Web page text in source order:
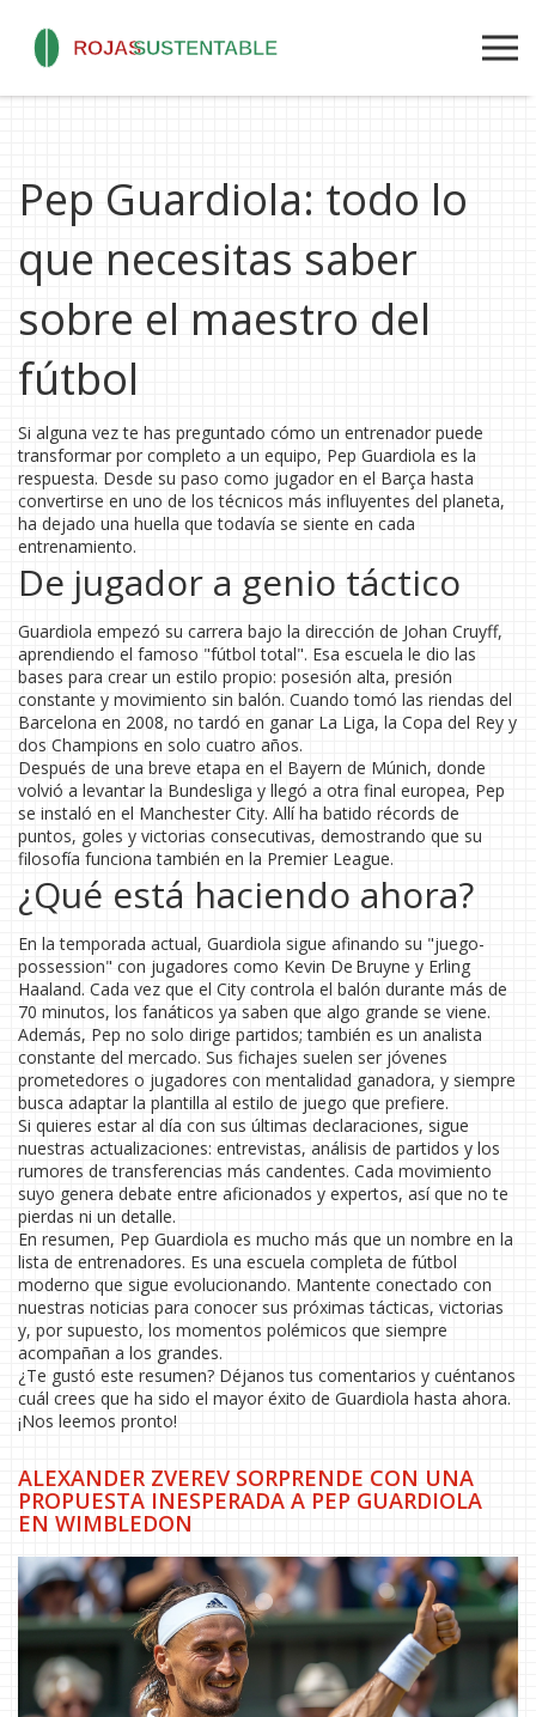
Pep Guardiola: todo lo
que necesitas saber
sobre el maestro del
fútbol
Si alguna vez te has preguntado cómo un entrenador puede
transformar por completo a un equipo, Pep Guardiola es la
respuesta. Desde su paso como jugador en el Barça hasta
convertirse en uno de los técnicos más influyentes del planeta,
ha dejado una huella que todavía se siente en cada
entrenamiento.
De jugador a genio táctico
Guardiola empezó su carrera bajo la dirección de Johan Cruyff,
aprendiendo el famoso "fútbol total". Esa escuela le dio las
bases para crear un estilo propio: posesión alta, presión
constante y movimiento sin balón. Cuando tomó las riendas del
Barcelona en 2008, no tardó en ganar La Liga, la Copa del Rey y
dos Champions en solo cuatro años.
Después de una breve etapa en el Bayern de Múnich, donde
volvió a levantar la Bundesliga y llegó a otra final europea, Pep
se instaló en el Manchester City. Allí ha batido récords de
puntos, goles y victorias consecutivas, demostrando que su
filosofía funciona también en la Premier League.
¿Qué está haciendo ahora?
En la temporada actual, Guardiola sigue afinando su "juego-
possession" con jugadores como Kevin De Bruyne y Erling
Haaland. Cada vez que el City controla el balón durante más de
70 minutos, los fanáticos ya saben que algo grande se viene.
Además, Pep no solo dirige partidos; también es un analista
constante del mercado. Sus fichajes suelen ser jóvenes
prometedores o jugadores con mentalidad ganadora, y siempre
busca adaptar la plantilla al estilo de juego que prefiere.
Si quieres estar al día con sus últimas declaraciones, sigue
nuestras actualizaciones: entrevistas, análisis de partidos y los
rumores de transferencias más candentes. Cada movimiento
suyo genera debate entre aficionados y expertos, así que no te
pierdas ni un detalle.
En resumen, Pep Guardiola es mucho más que un nombre en la
lista de entrenadores. Es una escuela completa de fútbol
moderno que sigue evolucionando. Mantente conectado con
nuestras noticias para conocer sus próximas tácticas, victorias
y, por supuesto, los momentos polémicos que siempre
acompañan a los grandes.
¿Te gustó este resumen? Déjanos tus comentarios y cuéntanos
cuál crees que ha sido el mayor éxito de Guardiola hasta ahora.
¡Nos leemos pronto!
ALEXANDER ZVEREV SORPRENDE CON UNA
PROPUESTA INESPERADA A PEP GUARDIOLA
EN WIMBLEDON